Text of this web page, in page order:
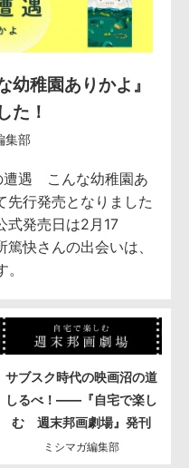
稚園ありかよ』
た！
集部
遭遇 こんな幼稚園あ
先行発売となりました
式発売日は2月17
快さんの出会いは、
サブスク時代の映画沼の道
しるべ！――『自宅で楽し
む 週末邦画劇場』発刊
ミシマガ編集部